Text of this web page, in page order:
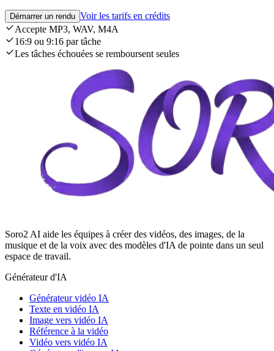
Démarrer un rendu Voir les tarifs en crédits
Accepte MP3, WAV, M4A
16:9 ou 9:16 par tâche
Les tâches échouées se remboursent seules
Soro2 AI aide les équipes à créer des vidéos, des images, de la
musique et de la voix avec des modèles d'IA de pointe dans un seul
espace de travail.
Générateur d'IA
Générateur vidéo IA
Texte en vidéo IA
Image vers vidéo IA
Référence à la vidéo
Vidéo vers vidéo IA